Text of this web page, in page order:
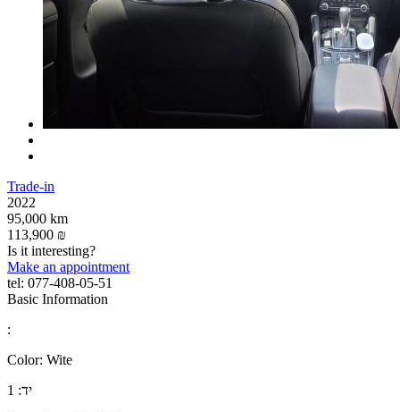
Trade-in
2022
95,000 km
113,900 ₪
Is it interesting?
Make an appointment
tel: 077-408-05-51
Basic Information
:
Color: Wite
יד: 1